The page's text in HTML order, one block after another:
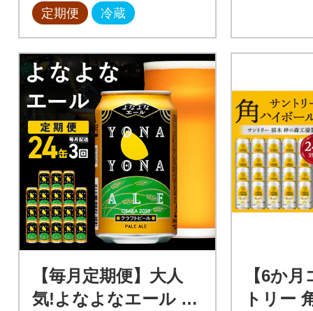
定期便 冷蔵
【毎月定期便】大人
気!よなよなエール 24
【6か
トリー